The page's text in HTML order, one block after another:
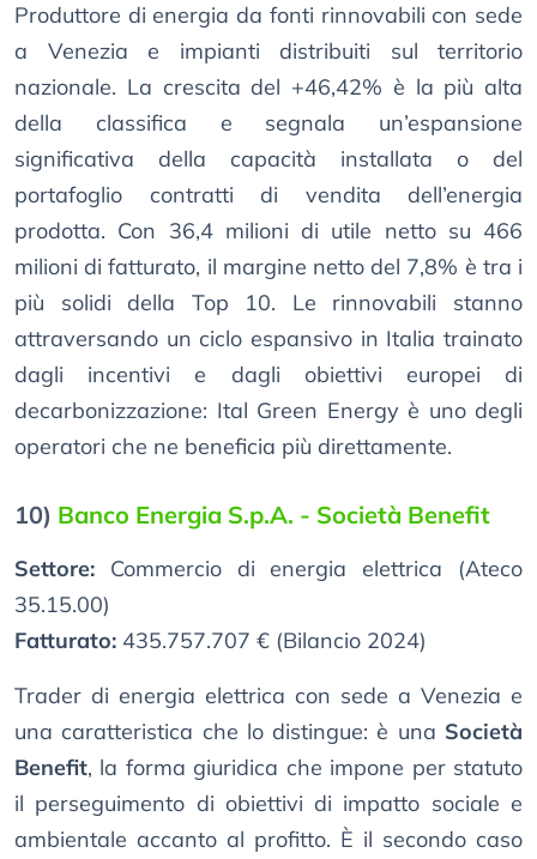
Produttore di energia da fonti rinnovabili con sede
a Venezia e impianti distribuiti sul territorio
nazionale. La crescita del +46,42% è la più alta
della classifica e segnala un’espansione
significativa della capacità installata o del
portafoglio contratti di vendita dell’energia
prodotta. Con 36,4 milioni di utile netto su 466
milioni di fatturato, il margine netto del 7,8% è tra i
più solidi della Top 10. Le rinnovabili stanno
attraversando un ciclo espansivo in Italia trainato
dagli incentivi e dagli obiettivi europei di
decarbonizzazione: Ital Green Energy è uno degli
operatori che ne beneficia più direttamente.
10) Banco Energia S.p.A. - Società Benefit
Settore: Commercio di energia elettrica (Ateco
35.15.00)
Fatturato: 435.757.707 € (Bilancio 2024)
Trader di energia elettrica con sede a Venezia e
una caratteristica che lo distingue: è una Società
Benefit, la forma giuridica che impone per statuto
il perseguimento di obiettivi di impatto sociale e
ambientale accanto al profitto. È il secondo caso